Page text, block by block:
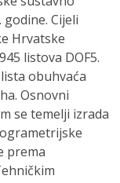
Cijeli
Hrvatske
listova DOF5.
obuhvaća
Osnovni
se temelji izrada
prema